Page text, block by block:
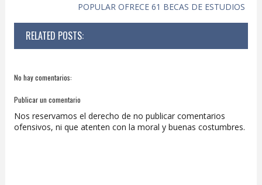
POPULAR OFRECE 61 BECAS DE ESTUDIOS
RELATED POSTS:
No hay comentarios:
Publicar un comentario
Nos reservamos el derecho de no publicar comentarios
ofensivos, ni que atenten con la moral y buenas costumbres.